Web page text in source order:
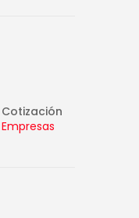
Cotización
Empresas